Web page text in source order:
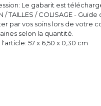
Le gabarit est
/ TAILLES / COLISAGE - Guide
par vos soins lors de votre
selon la quantité.
57 x 6,50 x 0,30 cm